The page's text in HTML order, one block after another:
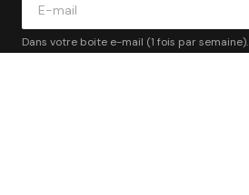
Dans votre boite e-mail (1 fois par semaine).